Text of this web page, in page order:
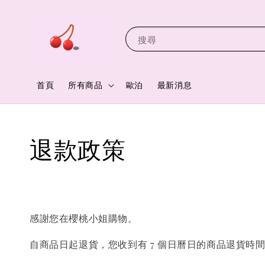
搜尋
首頁 所有商品 歐泊 最新消息
退款政策
感謝您在櫻桃小姐購物。
自商品日起退貨，您收到有 7 個日曆日的商品退貨時